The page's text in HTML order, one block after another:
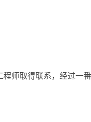
师取得联系，经过一